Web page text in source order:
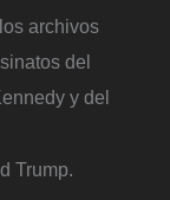
archivos
del
y del
Trump.